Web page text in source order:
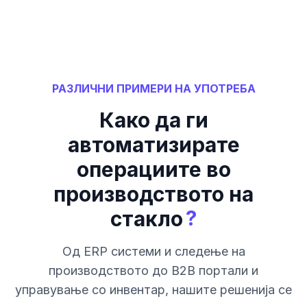
РАЗЛИЧНИ ПРИМЕРИ НА УПОТРЕБА
Како да ги
автоматизирате
операциите во
производството на
стакло?
Од ERP системи и следење на
производството до B2B портали и
управување со инвентар, нашите решенија се